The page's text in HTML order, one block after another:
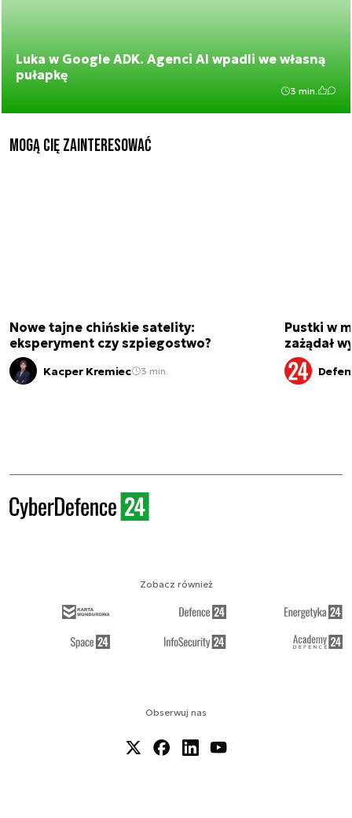
Luka w Google ADK. Agenci AI wpadli we własną
pułapkę
3 min.
Mogą Cię zainteresować
Nowe tajne chińskie satelity:
eksperyment czy szpiegostwo?
Kacper Kremiec 3 min.
Pustki w
zażądał
Obserwuj nas
Zobacz również